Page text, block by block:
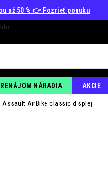
až 50 % 👉 Pozrieť ponuku
NÁRADIA AKCIE
Assault AirBike classic displej